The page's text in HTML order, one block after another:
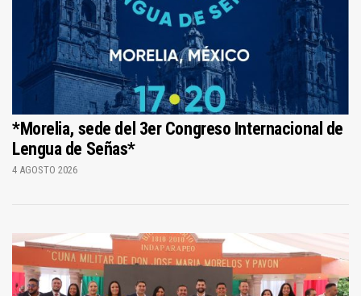
*Morelia, sede del 3er Congreso Internacional de
Lengua de Señas*
4 AGOSTO 2026